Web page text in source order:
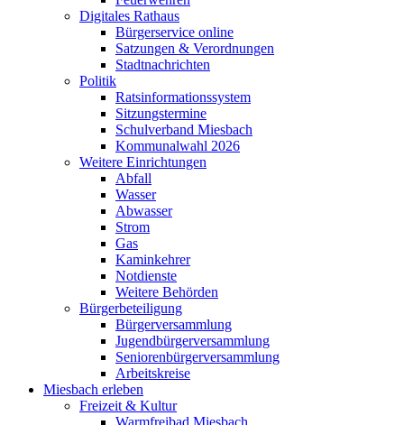
Digitales Rathaus
Bürgerservice online
Satzungen & Verordnungen
Stadtnachrichten
Politik
Ratsinformationssystem
Sitzungstermine
Schulverband Miesbach
Kommunalwahl 2026
Weitere Einrichtungen
Abfall
Wasser
Abwasser
Strom
Gas
Kaminkehrer
Notdienste
Weitere Behörden
Bürgerbeteiligung
Bürgerversammlung
Jugendbürgerversammlung
Seniorenbürgerversammlung
Arbeitskreise
Miesbach erleben
Freizeit & Kultur
Warmfreibad Miesbach